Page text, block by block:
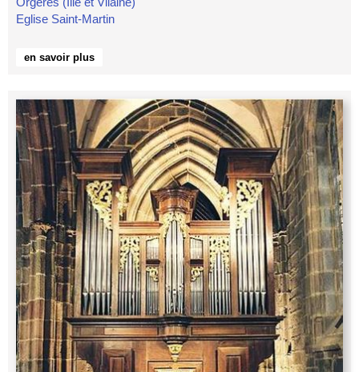
Eglise Saint-Martin
en savoir plus